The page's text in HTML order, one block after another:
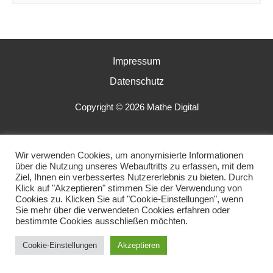
Impressum
Datenschutz
Copyright © 2026 Mathe Digital
Wir verwenden Cookies, um anonymisierte Informationen
über die Nutzung unseres Webauftritts zu erfassen, mit dem
Ziel, Ihnen ein verbessertes Nutzererlebnis zu bieten. Durch
Klick auf "Akzeptieren" stimmen Sie der Verwendung von
Cookies zu. Klicken Sie auf "Cookie-Einstellungen", wenn
Sie mehr über die verwendeten Cookies erfahren oder
bestimmte Cookies ausschließen möchten.
Cookie-Einstellungen Akzeptieren